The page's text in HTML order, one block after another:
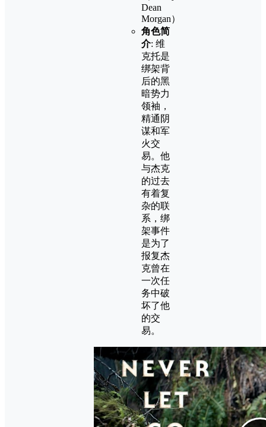
Dean
Morgan）
角色简
介: 维
克托是
绑架背
后的黑
暗势力
领袖，
精通阴
谋和军
火交
易。他
与杰克
的过去
有着复
杂的联
系，绑
架事件
是为了
报复杰
克曾在
一次任
务中破
坏了他
的交
易。